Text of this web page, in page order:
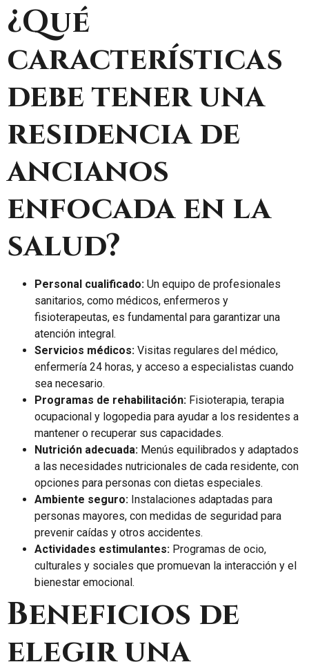
¿Qué
características
debe tener una
residencia de
ancianos
enfocada en la
salud?
Personal cualificado: Un equipo de profesionales
sanitarios, como médicos, enfermeros y
fisioterapeutas, es fundamental para garantizar una
atención integral.
Servicios médicos: Visitas regulares del médico,
enfermería 24 horas, y acceso a especialistas cuando
sea necesario.
Programas de rehabilitación: Fisioterapia, terapia
ocupacional y logopedia para ayudar a los residentes a
mantener o recuperar sus capacidades.
Nutrición adecuada: Menús equilibrados y adaptados
a las necesidades nutricionales de cada residente, con
opciones para personas con dietas especiales.
Ambiente seguro: Instalaciones adaptadas para
personas mayores, con medidas de seguridad para
prevenir caídas y otros accidentes.
Actividades estimulantes: Programas de ocio,
culturales y sociales que promuevan la interacción y el
bienestar emocional.
Beneficios de
elegir una